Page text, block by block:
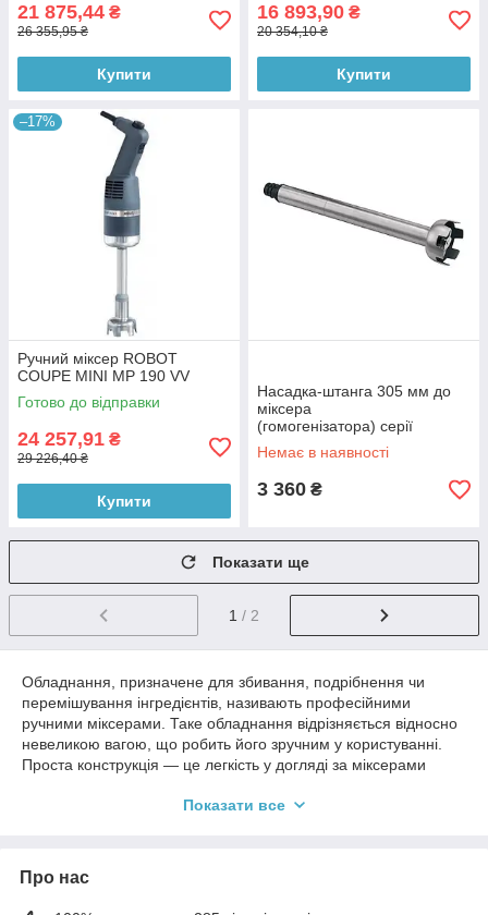
21 875,44 ₴
26 355,95 ₴
Купити
16 893,90 ₴
20 354,10 ₴
Купити
–17%
Ручний міксер ROBOT
COUPE MINI MP 190 VV
Готово до відправки
24 257,91 ₴
29 226,40 ₴
Купити
Насадка-штанга 305 мм до
міксера
(гомогенізатора) серії
GoodFood BL GREY
Немає в наявності
3 360 ₴
Показати ще
1 / 2
Обладнання, призначене для збивання, подрібнення чи
перемішування інгредієнтів, називають професійними
ручними міксерами. Таке обладнання відрізняється відносно
невеликою вагою, що робить його зручним у користуванні.
Проста конструкція — це легкість у догляді за міксерами
При користуванні цим обладнанням слід не забувати, що при
Ці міксери не бажано використовувати при роботі з крутим
Показати все
Про нас